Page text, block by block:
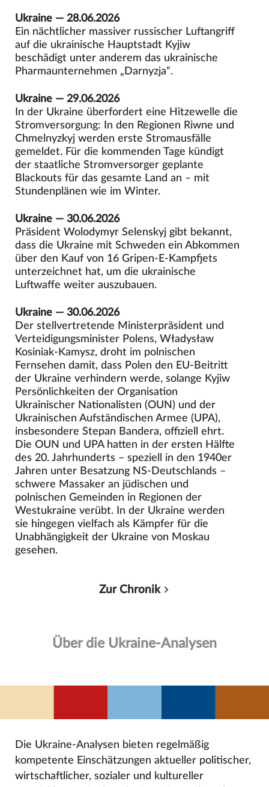
Ukraine — 28.06.2026
Ein nächtlicher massiver russischer Luftangriff
auf die ukrainische Hauptstadt Kyjiw
beschädigt unter anderem das ukrainische
Pharmaunternehmen „Darnyzja“.
Ukraine — 29.06.2026
In der Ukraine überfordert eine Hitzewelle die
Stromversorgung: In den Regionen Riwne und
Chmelnyzkyj werden erste Stromausfälle
gemeldet. Für die kommenden Tage kündigt
der staatliche Stromversorger geplante
Blackouts für das gesamte Land an – mit
Stundenplänen wie im Winter.
Ukraine — 30.06.2026
Präsident Wolodymyr Selenskyj gibt bekannt,
dass die Ukraine mit Schweden ein Abkommen
über den Kauf von 16 Gripen-E-Kampfjets
unterzeichnet hat, um die ukrainische
Luftwaffe weiter auszubauen.
Ukraine — 30.06.2026
Der stellvertretende Ministerpräsident und
Verteidigungsminister Polens, Władysław
Kosiniak-Kamysz, droht im polnischen
Fernsehen damit, dass Polen den EU-Beitritt
der Ukraine verhindern werde, solange Kyjiw
Persönlichkeiten der Organisation
Ukrainischer Nationalisten (OUN) und der
Ukrainischen Aufständischen Armee (UPA),
insbesondere Stepan Bandera, offiziell ehrt.
Die OUN und UPA hatten in der ersten Hälfte
des 20. Jahrhunderts – speziell in den 1940er
Jahren unter Besatzung NS-Deutschlands –
schwere Massaker an jüdischen und
polnischen Gemeinden in Regionen der
Westukraine verübt. In der Ukraine werden
sie hingegen vielfach als Kämpfer für die
Unabhängigkeit der Ukraine von Moskau
gesehen.
Zur Chronik
Über die Ukraine-Analysen
Die Ukraine-Analysen bieten regelmäßig
kompetente Einschätzungen aktueller politischer,
wirtschaftlicher, sozialer und kultureller